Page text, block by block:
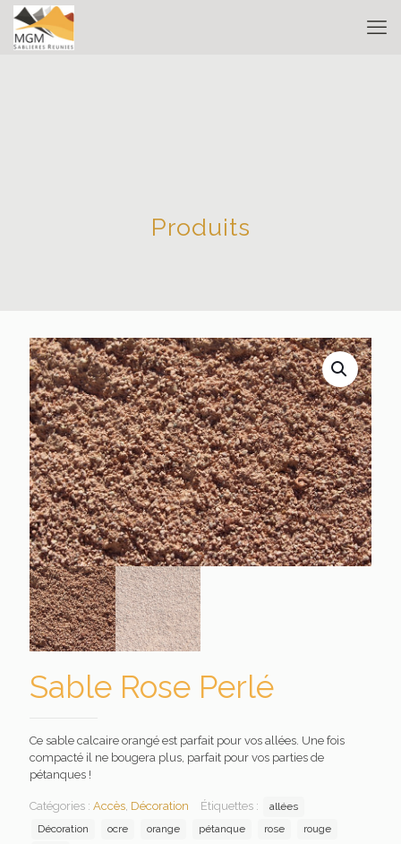
Produits
Sable Rose Perlé
Ce sable calcaire orangé est parfait pour vos allées. Une fois
compacté il ne bougera plus, parfait pour vos parties de
pétanques !
Catégories : Accès, Décoration Étiquettes :
allées
Décoration
ocre orange pétanque rose
rouge